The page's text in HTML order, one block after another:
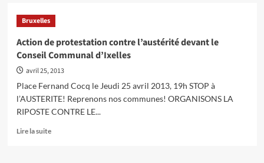
Bruxelles
Action de protestation contre l’austérité devant le
Conseil Communal d’Ixelles
avril 25, 2013
Place Fernand Cocq le Jeudi 25 avril 2013, 19h STOP à
l’AUSTERITE! Reprenons nos communes! ORGANISONS LA
RIPOSTE CONTRE LE...
Lire la suiteEn